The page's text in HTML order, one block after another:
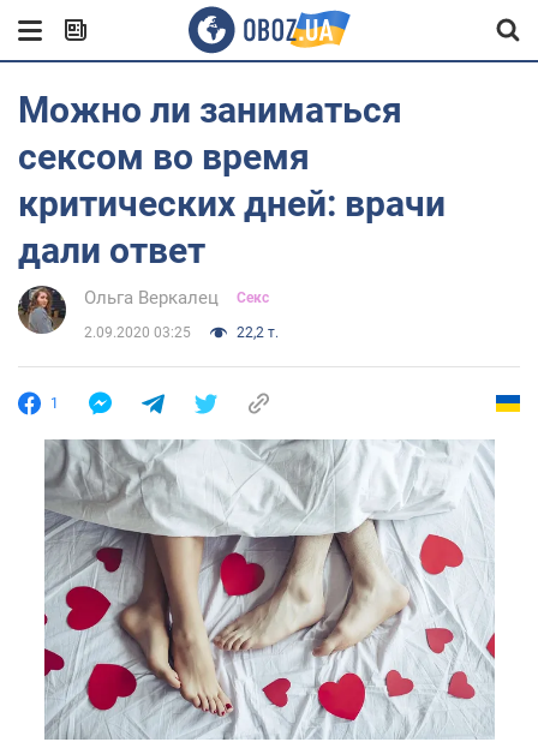
Можно ли заниматься
сексом во время
критических дней: врачи
дали ответ
Ольга Веркалец Секс
2.09.2020 03:25 22,2 т.
1